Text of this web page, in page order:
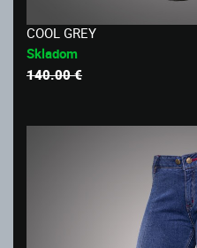
COOL GREY
Skladom
140.00 €